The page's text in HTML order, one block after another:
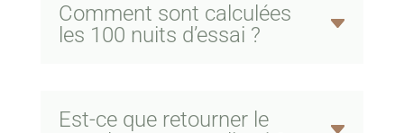
Comment sont calculées
les 100 nuits d’essai ?
Est-ce que retourner le